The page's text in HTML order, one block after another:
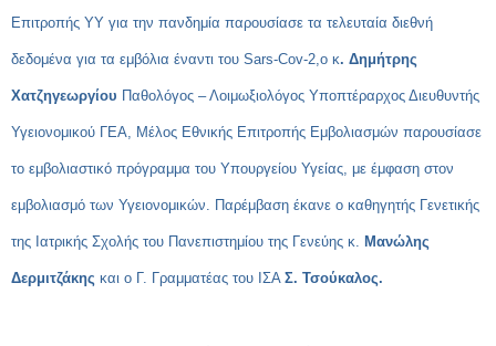
Επιτροπής ΥΥ για την πανδημία παρουσίασε τα τελευταία διεθνή
δεδομένα για τα εμβόλια έναντι του Sars-Cov-2,ο κ. Δημήτρης
Χατζηγεωργίου Παθολόγος – Λοιμωξιολόγος Υποπτέραρχος Διευθυντής
Υγειονομικού ΓΕΑ, Μέλος Εθνικής Επιτροπής Εμβολιασμών παρουσίασε
το εμβολιαστικό πρόγραμμα του Υπουργείου Υγείας, με έμφαση στον
εμβολιασμό των Υγειονομικών. Παρέμβαση έκανε ο καθηγητής Γενετικής
της Ιατρικής Σχολής του Πανεπιστημίου της Γενεύης κ. Μανώλης
Δερμιτζάκης και ο Γ. Γραμματέας του ΙΣΑ Σ. Τσούκαλος.